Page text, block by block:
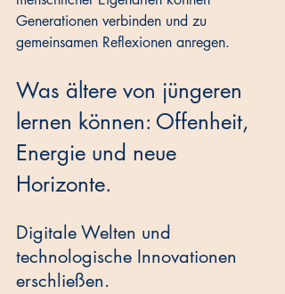
Generationen verbinden und zu
gemeinsamen Reflexionen anregen.
Was ältere von jüngeren
lernen können: Offenheit,
Energie und neue
Horizonte.
Digitale Welten und
technologische Innovationen
erschließen.